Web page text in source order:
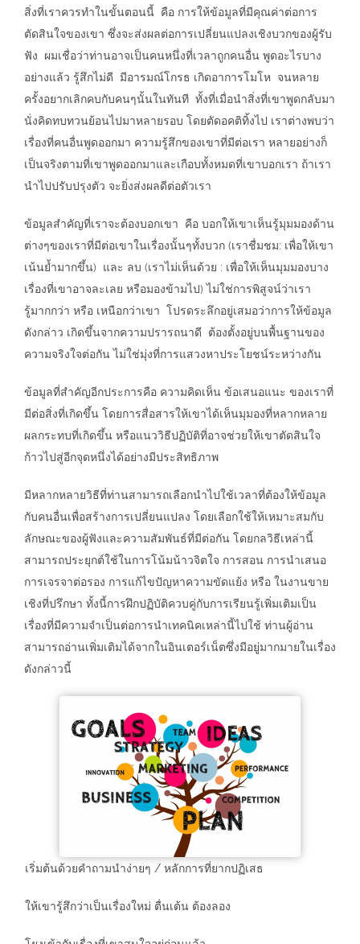
สิ่งที่เราควรทำในขั้นตอนนี้ คือ การให้ข้อมูลที่มีคุณค่าต่อการ
ตัดสินใจของเขา ซึ่งจะส่งผลต่อการเปลี่ยนแปลงเชิงบวกของผู้รับ
ฟัง ผมเชื่อว่าท่านอาจเป็นคนหนึ่งที่เวลาถูกคนอื่น พูดอะไรบาง
อย่างแล้ว รู้สึกไม่ดี มีอารมณ์โกรธ เกิดอาการโมโห จนหลาย
ครั้งอยากเลิกคบกับคนๆนั้นในทันที ทั้งที่เมื่อนำสิ่งที่เขาพูดกลับมา
นั่งคิดทบทวนย้อนไปมาหลายรอบ โดยตัดอคติทิ้งไป เราต่างพบว่า
เรื่องที่คนอื่นพูดออกมา ความรู้สึกของเขาที่มีต่อเรา หลายอย่างก็
เป็นจริงตามที่เขาพูดออกมาและเกือบทั้งหมดที่เขาบอกเรา ถ้าเรา
นำไปปรับปรุงตัว จะยิ่งส่งผลดีต่อตัวเรา
ข้อมูลสำคัญที่เราจะต้องบอกเขา คือ บอกให้เขาเห็นรู้มุมมองด้าน
ต่างๆของเราที่มีต่อเขาในเรื่องนั้นๆทั้งบวก (เราชื่มชม: เพื่อให้เขา
เน้นย้ำมากขึ้น) และ ลบ (เราไม่เห็นด้วย : เพื่อให้เห็นมุมมองบาง
เรื่องที่เขาอาจละเลย หรือมองข้ามไป) ไม่ใช่การพิสูจน์ว่าเรา
รู้มากกว่า หรือ เหนือกว่าเขา โปรดระลึกอยู่เสมอว่าการให้ข้อมูล
ดังกล่าว เกิดขึ้นจากความปรารถนาดี ต้องตั้งอยู่บนพื้นฐานของ
ความจริงใจต่อกัน ไม่ใช่มุ่งที่การแสวงหาประโยชน์ระหว่างกัน
ข้อมูลที่สำคัญอีกประการคือ ความคิดเห็น ข้อเสนอแนะ ของเราที่
มีต่อสิ่งที่เกิดขึ้น โดยการสื่อสารให้เขาได้เห็นมุมองที่หลากหลาย
ผลกระทบที่เกิดขึ้น หรือแนววิธีปฏิบัติที่อาจช่วยให้เขาตัดสินใจ
ก้าวไปสู่อีกจุดหนึ่งได้อย่างมีประสิทธิภาพ
มีหลากหลายวิธีที่ท่านสามารถเลือกนำไปใช้เวลาที่ต้องให้ข้อมูล
กับคนอื่นเพื่อสร้างการเปลี่ยนแปลง โดยเลือกใช้ให้เหมาะสมกับ
ลักษณะของผู้ฟังและความสัมพันธ์ที่มีต่อกัน โดยกลวิธีเหล่านี้
สามารถประยุกต์ใช้ในการโน้มน้าวจิตใจ การสอน การนำเสนอ
การเจรจาต่อรอง การแก้ไขปัญหาความขัดแย้ง หรือ ในงานขาย
เชิงที่ปรึกษา ทั้งนี้การฝึกปฏิบัติควบคู่กับการเรียนรู้เพิ่มเติมเป็น
เรื่องที่มีความจำเป็นต่อการนำเทคนิคเหล่านี้ไปใช้ ท่านผู้อ่าน
สามารถอ่านเพิ่มเติมได้จากในอินเตอร์เน็ตซึ่งมีอยู่มากมายในเรื่อง
ดังกล่าวนี้
เริ่มต้นด้วยคำถามนำง่ายๆ / หลักการที่ยากปฏิเสธ
ให้เขารู้สึกว่าเป็นเรื่องใหม่ ตื่นเต้น ต้องลอง